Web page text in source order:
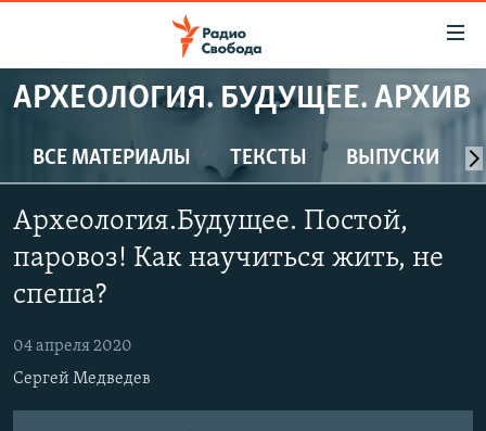
упрощенного
Вернуться
к
основному
содержанию
Вернутся
навигации
Вернутся
ПОДКАСТЫ
ЦИТАТЫ СВОБОДЫ
МНЕНИЯ
IDEL.РЕАЛИИ
КАВКАЗ.РЕАЛИИ
АРХЕОЛОГИЯ. БУДУЩЕЕ. АРХИВ
ВСЕ МАТЕРИАЛЫ ТЕКСТЫ ВЫПУСКИ
Археология.Будущее. Постой,
паровоз! Как научиться жить, не
спеша?
04 апреля 2020
Сергей Медведев